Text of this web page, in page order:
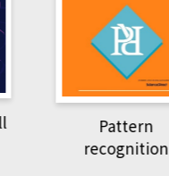
Pattern
recognition